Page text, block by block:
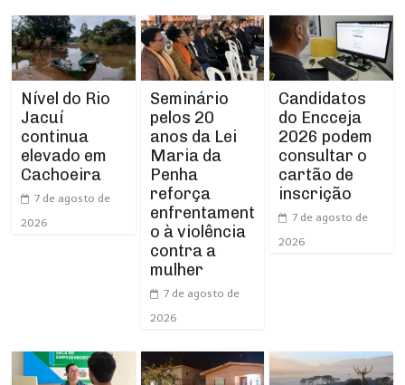
Nível do Rio
Jacuí
continua
elevado em
Cachoeira
7 de agosto de
2026
Seminário
pelos 20
anos da Lei
Maria da
Penha
reforça
enfrentament
o à violência
contra a
mulher
7 de agosto de
2026
Candidatos
do Encceja
2026 podem
consultar o
cartão de
inscrição
7 de agosto de
2026